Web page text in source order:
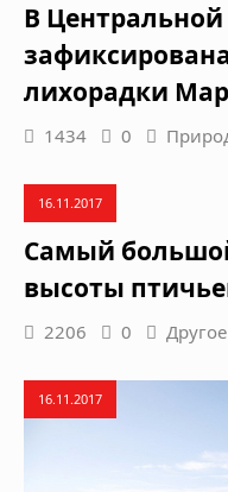
В
лихорадки
1434 0
16.11.2017
Самый
высоты
2206 0 Другое
16.11.2017